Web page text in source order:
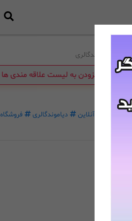
برند: دیاموندگالری
افزودن به لیست علاقه مندی ها
آنلاین دیاموندگالری فروشگاه